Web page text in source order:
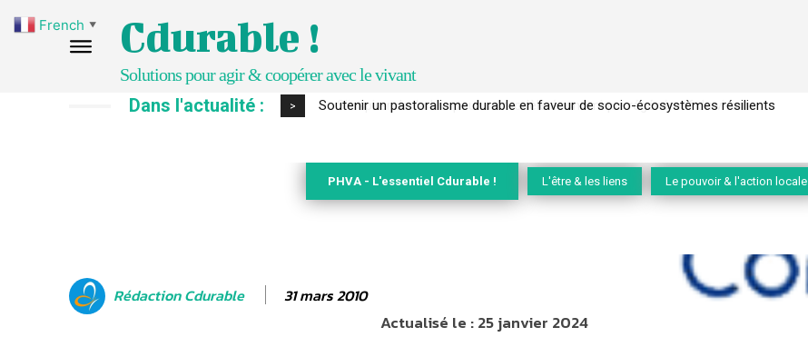
Cdurable !
Solutions pour agir & coopérer avec le vivant
Dans l'actualité : > S’inspirer de l’arbre pour un modèle économique régénératif du vivant …
PHVA - L'essentiel Cdurable ! L'être & les liens Le pouvoir & l'action locale
Rédaction Cdurable 31 mars 2010
Actualisé le :25 janvier 2024
French ▼